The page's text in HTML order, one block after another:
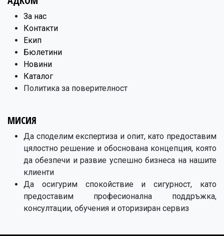
​За нас
Контакти
Екип
Бюлетини
Новини
Каталог
Политика за поверителност
МИСИЯ
Да споделим експертиза и опит, като предоставим
цялостно решение и обоснована концепция, която
да обезпечи и развие успешно бизнеса на нашите
клиенти
Да осигурим спокойствие и сигурност, като
предоставим професионална поддръжка,
консултации, обучения и оторизиран сервиз